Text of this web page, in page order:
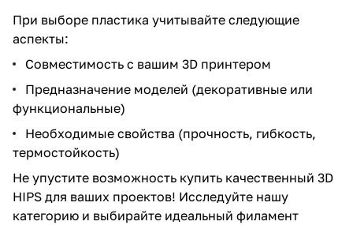
При выборе пластика учитывайте следующие
аспекты:
Совместимость с вашим 3D принтером
Предназначение моделей (декоративные или
функциональные)
Необходимые свойства (прочность, гибкость,
термостойкость)
Не упустите возможность купить качественный 3D
HIPS для ваших проектов! Исследуйте нашу
категорию и выбирайте идеальный филамент